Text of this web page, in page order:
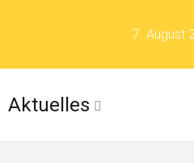
7. August
Aktuelles